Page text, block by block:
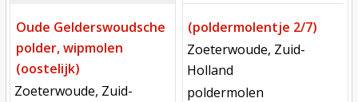
Oude Gelderswoudsche
polder, wipmolen
(oostelijk)
locatie
Zoeterwoude, Zuid-
(poldermolentje 2/7)
locatie
Zoeterwoude, Zuid-
Holland
functie
poldermolen